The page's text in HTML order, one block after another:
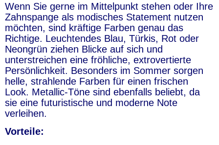
Wenn Sie gerne im Mittelpunkt stehen oder Ihre
Zahnspange als modisches Statement nutzen
möchten, sind kräftige Farben genau das
Richtige. Leuchtendes Blau, Türkis, Rot oder
Neongrün ziehen Blicke auf sich und
unterstreichen eine fröhliche, extrovertierte
Persönlichkeit. Besonders im Sommer sorgen
helle, strahlende Farben für einen frischen
Look. Metallic-Töne sind ebenfalls beliebt, da
sie eine futuristische und moderne Note
verleihen.
Vorteile: